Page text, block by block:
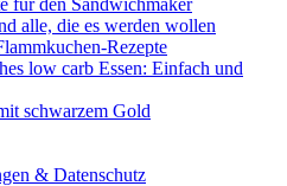
für den Sandwichmaker
alle, die es werden wollen
Rezepte
low carb Essen: Einfach und
schwarzem Gold
& Datenschutz